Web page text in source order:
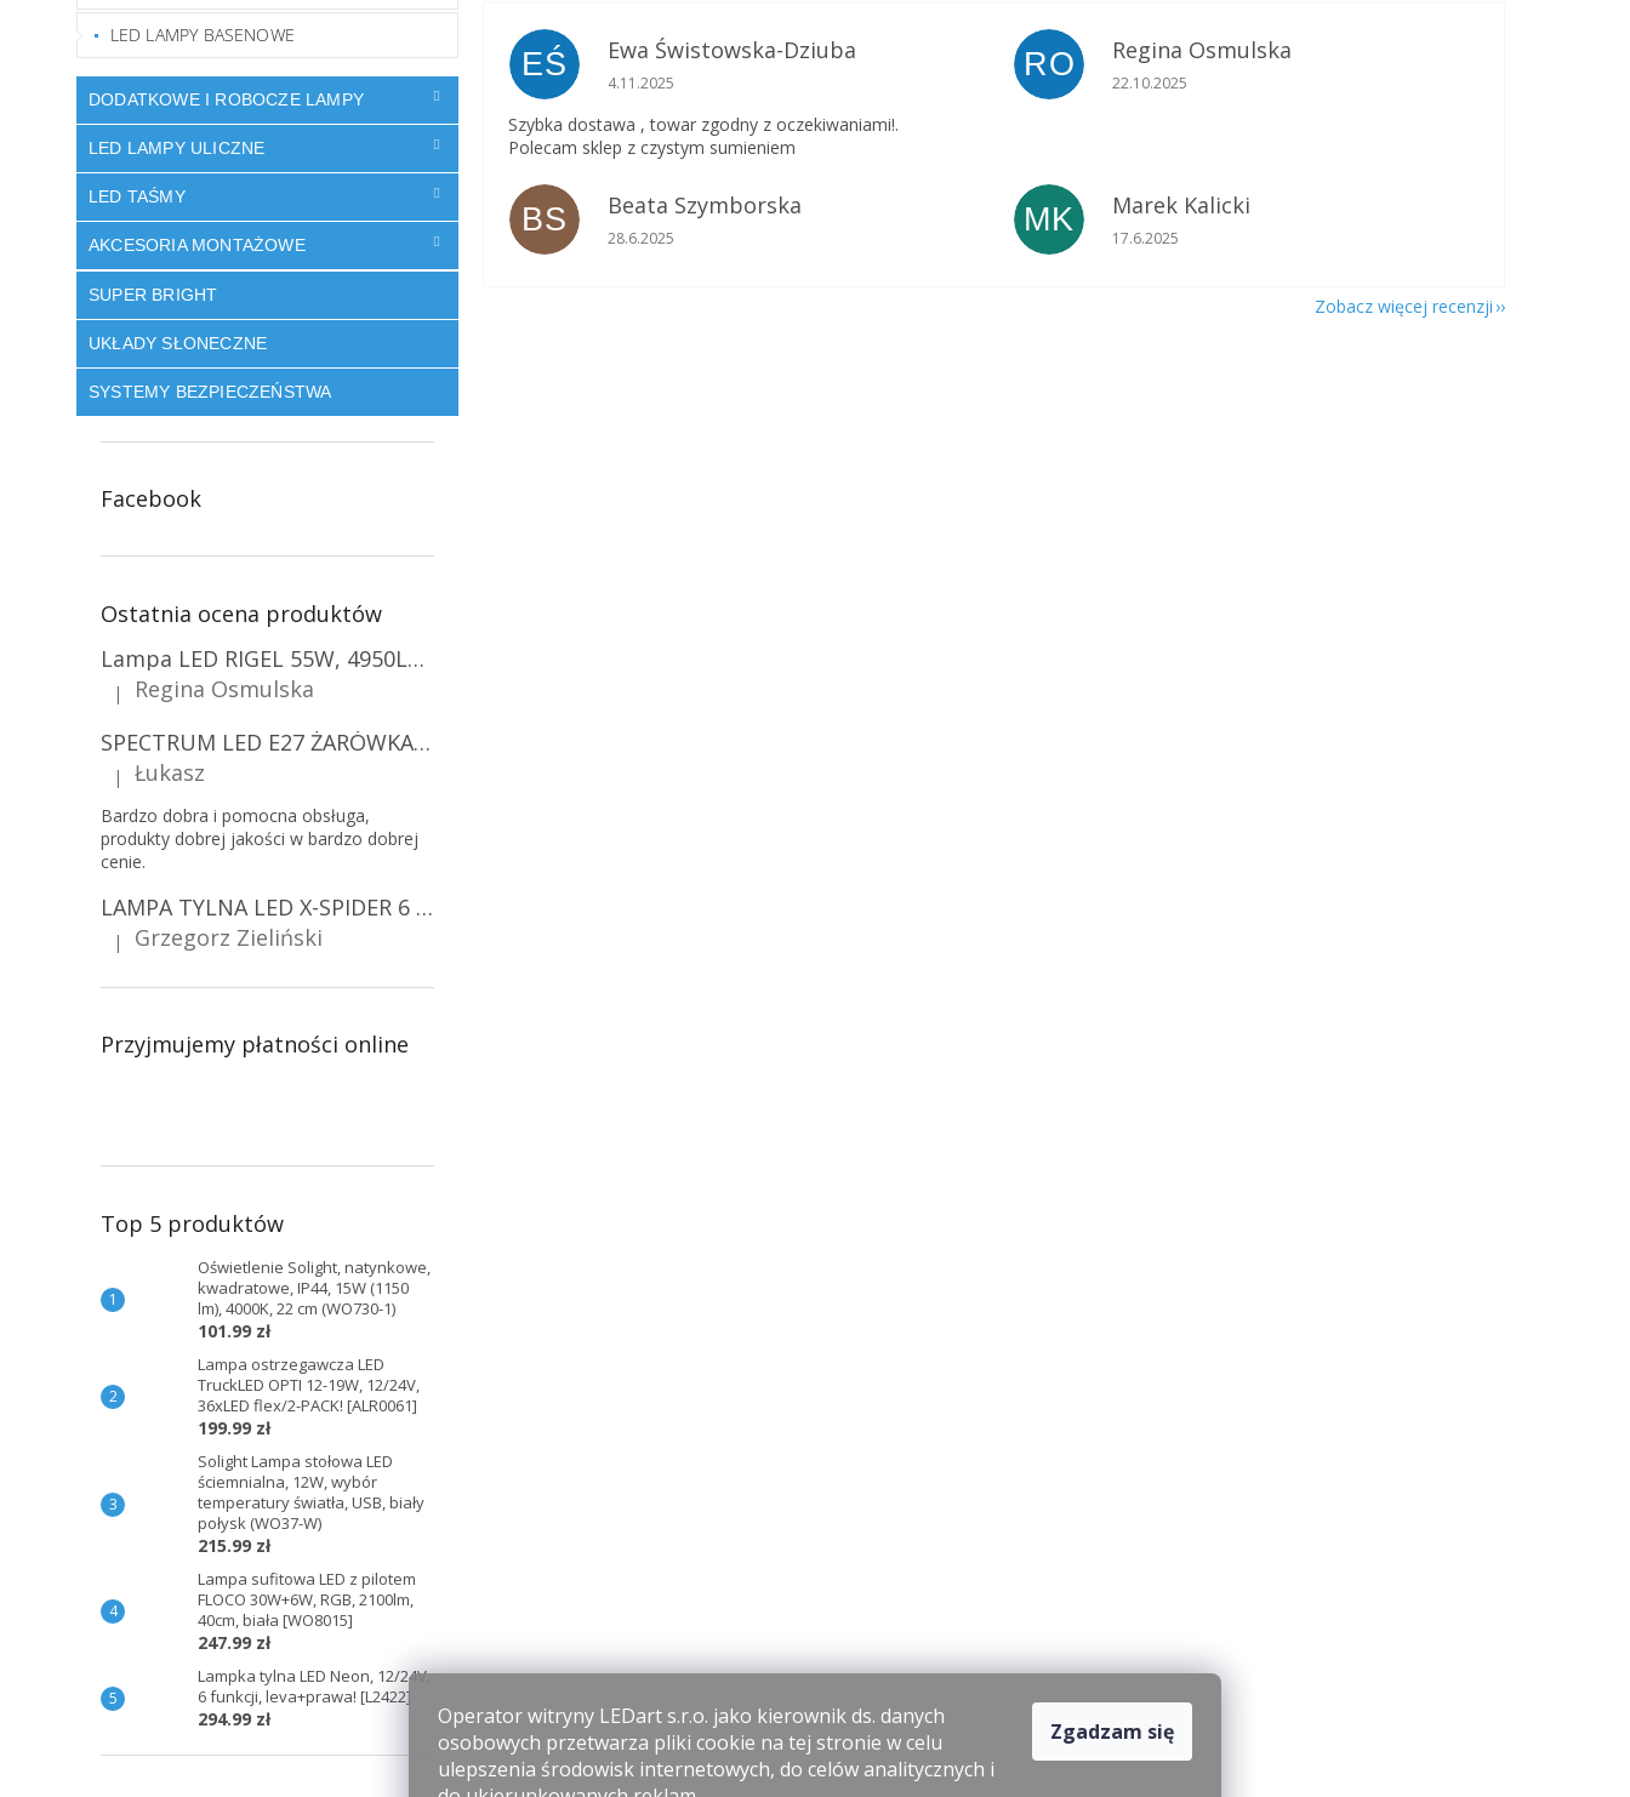
Operator witryny LEDart s.r.o. jako kierownik ds. danych
osobowych przetwarza pliki cookie na tej stronie w celu
ulepszenia środowisk internetowych, do celów analitycznych i
Zgadzam się
LED LAMPY BASENOWE
DODATKOWE I ROBOCZE LAMPY
LED LAMPY ULICZNE
LED TAŚMY
AKCESORIA MONTAŻOWE
SUPER BRIGHT
UKŁADY SŁONECZNE
SYSTEMY BEZPIECZEŃSTWA
Facebook
Ostatnia ocena produktów
Lampa LED RIGEL 55W, 4950LM, E27, 6500K [WL-10]
Ocena produktu to 5 na 5 gwiazdek.
|
Regina Osmulska
SPECTRUM LED E27 ŻARÓWKA LED 9W, A60/10-PACK!
Ocena produktu to 5 na 5 gwiazdek.
| Łukasz
Bardzo dobra i pomocna obsługa,
produkty dobrej jakości w bardzo dobrej
cenie.
LAMPA TYLNA LED X-SPIDER 6 FUNKCJI, R10, R148, R150, IP67, MOCOWANIE NA ŚRUBY [L2425]
Ocena produktu to 5 na 5 gwiazdek.
| Grzegorz Zieliński
Przyjmujemy płatności online
Top 5 produktów
Oświetlenie Solight, natynkowe,
kwadratowe, IP44, 15W (1150
lm), 4000K, 22 cm (WO730-1)
101.99 zł
Lampa ostrzegawcza LED
TruckLED OPTI 12-19W, 12/24V,
36xLED flex/2-PACK! [ALR0061]
199.99 zł
Solight Lampa stołowa LED
ściemnialna, 12W, wybór
temperatury światła, USB, biały
połysk (WO37-W)
215.99 zł
Lampa sufitowa LED z pilotem
FLOCO 30W+6W, RGB, 2100lm,
40cm, biała [WO8015]
247.99 zł
Lampka tylna LED Neon, 12/24V,
6 funkcji, leva+prawa! [L2422]
294.99 zł
EŚ Ewa Świstowska-Dziuba
Ocena sklepu to 5 na 5 gwiazdek.
4.11.2025
Szybka dostawa , towar zgodny z oczekiwaniami!.
Polecam sklep z czystym sumieniem
RO Regina Osmulska
Ocena sklepu to 5 na 5 gwiazdek.
22.10.2025
BS Beata Szymborska
Ocena sklepu to 5 na 5 gwiazdek.
28.6.2025
MK Marek Kalicki
Ocena sklepu to 5 na 5 gwiazdek.
17.6.2025
Zobacz więcej recenzji